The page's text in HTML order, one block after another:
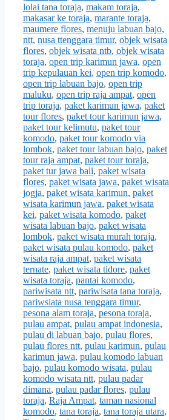
lolai tana toraja, makam toraja,
makasar ke toraja, marante toraja,
maumere flores, menuju labuan bajo,
ntt, nusa ttenggara timur, objek wisata
flores, objek wisata ntb, objek wisata
toraja, open trip karimun jawa, open
trip kepulauan kei, open trip komodo,
open trip labuan bajo, open trip
maluku, open trip raja ampat, open
trip toraja, paket karimun jawa, paket
tour flores, paket tour karimun jawa,
paket tour kelimutu, paket tour
komodo, paket tour komodo via
lombok, paket tour labuan bajo, paket
tour raja ampat, paket tour toraja,
paket tur jawa bali, paket wisata
flores, paket wisata jawa, paket wisata
jogja, paket wisata karimun, paket
wisata karimun jawa, paket wisata
kei, paket wisata komodo, paket
wisata labuan bajo, paket wisata
lombok, paket wisata murah toraja,
paket wisata pulau komodo, paket
wisata raja ampat, paket wisata
ternate, paket wisata tidore, paket
wisata toraja, pantai komodo,
pariwisata ntt, pariwisata tana toraja,
pariwsiata nusa tenggara timur,
pesona alam toraja, pesona toraja,
pulau ampat, pulau ampat indonesia,
pulau di labuan bajo, pulau flores,
pulau flores ntt, pulau karimun, pulau
karimun jawa, pulau komodo labuan
bajo, pulau komodo wisata, pulau
komodo wisata ntt, pulau padar
dimana, pulau padar flores, pulau
toraja, Raja Ampat, taman nasional
komodo, tana toraja, tana toraja utara,